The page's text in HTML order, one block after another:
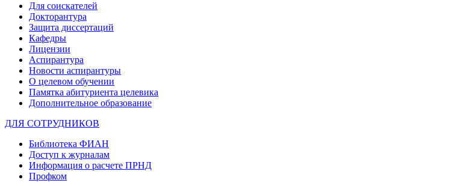
Для соискателей
Докторантура
Защита диссертаций
Кафедры
Лицензии
Аспирантура
Новости аспирантуры
О целевом обучении
Памятка абитуриента целевика
Дополнительное образование
ДЛЯ СОТРУДНИКОВ
Библиотека ФИАН
Доступ к журналам
Информация о расчете ПРНД
Профком